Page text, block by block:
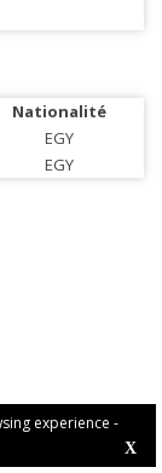
experience -
X
Nationalité
EGY
EGY